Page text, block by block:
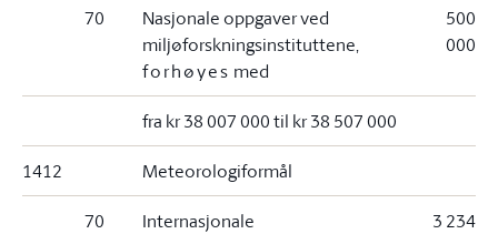
70
Nasjonale oppgaver ved
miljøforskningsinstituttene,
forhøyes med
500
000
fra kr 38 007 000 til kr 38 507 000
1412 Meteorologiformål
70
Internasjonale
3 234